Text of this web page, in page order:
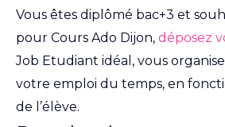
Vous êtes diplômé bac+3 et
pour Cours Ado Dijon, déposez
Job Etudiant idéal, vous
votre emploi du temps, en
de l’élève.